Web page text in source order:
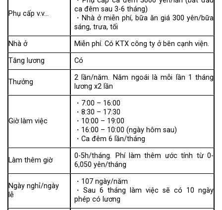
Phụ cấp v.v…
ca đêm sau 3-6 tháng)
・Nhà ở miễn phí, bữa ăn giá 300 yên/bữa
sáng, trưa, tối
Nhà ở
Miễn phí. Có KTX công ty ở bên cạnh viện.
Tăng lương
Có
Thưởng
2 lần/năm. Năm ngoái là mỗi lần 1 tháng
lương x2 lần
Giờ làm việc
・7:00 – 16:00
・8:30 – 17:30
・10:00 – 19:00
・16:00 – 10:00 (ngày hôm sau)
・Ca đêm 6 lần/tháng
Làm thêm giờ
0-5h/tháng. Phí làm thêm ước tính từ 0-
6,050 yên/tháng
Ngày nghỉ/ngày
lễ
・107 ngày/năm
・Sau 6 tháng làm việc sẽ có 10 ngày
phép có lương